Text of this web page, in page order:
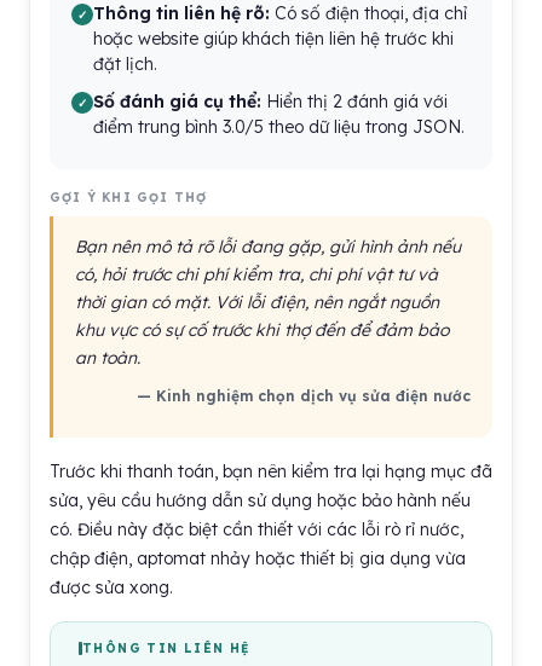
Thông tin liên hệ rõ: Có số điện thoại, địa chỉ
hoặc website giúp khách tiện liên hệ trước khi
đặt lịch.
Số đánh giá cụ thể: Hiển thị 2 đánh giá với
điểm trung bình 3.0/5 theo dữ liệu trong JSON.
GỢI Ý KHI GỌI THỢ
Bạn nên mô tả rõ lỗi đang gặp, gửi hình ảnh nếu
có, hỏi trước chi phí kiểm tra, chi phí vật tư và
thời gian có mặt. Với lỗi điện, nên ngắt nguồn
khu vực có sự cố trước khi thợ đến để đảm bảo
an toàn.
— Kinh nghiệm chọn dịch vụ sửa điện nước
Trước khi thanh toán, bạn nên kiểm tra lại hạng mục đã
sửa, yêu cầu hướng dẫn sử dụng hoặc bảo hành nếu
có. Điều này đặc biệt cần thiết với các lỗi rò rỉ nước,
chập điện, aptomat nhảy hoặc thiết bị gia dụng vừa
được sửa xong.
THÔNG TIN LIÊN HỆ